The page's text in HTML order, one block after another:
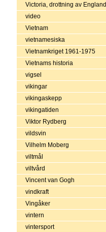
Victoria, drottning av England
video
Vietnam
vietnamesiska
Vietnamkriget 1961-1975
Vietnams historia
vigsel
vikingar
vikingaskepp
vikingatiden
Viktor Rydberg
vildsvin
Vilhelm Moberg
viltmål
viltvård
Vincent van Gogh
vindkraft
Vingåker
vintern
vintersport